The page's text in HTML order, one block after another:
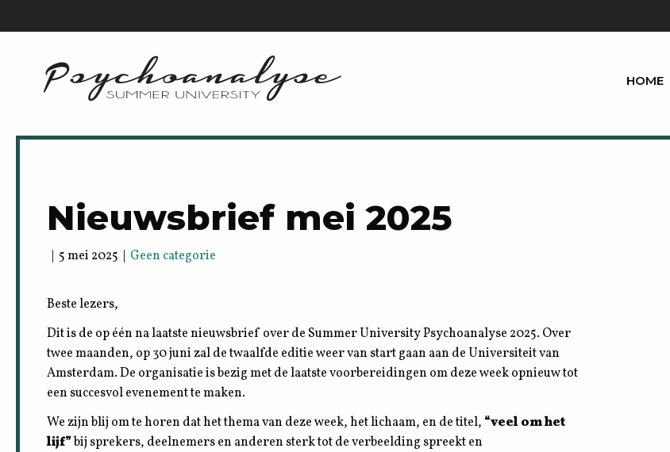
HOME
Nieuwsbrief mei 2025
| 5 mei 2025 | Geen categorie
Beste lezers,
Dit is de op één na laatste nieuwsbrief over de Summer University Psychoanalyse 2025. Over
twee maanden, op 30 juni zal de twaalfde editie weer van start gaan aan de Universiteit van
Amsterdam. De organisatie is bezig met de laatste voorbereidingen om deze week opnieuw tot
een succesvol evenement te maken.
We zijn blij om te horen dat het thema van deze week, het lichaam, en de titel, “veel om het
lijf”bij sprekers, deelnemers en anderen sterk tot de verbeelding spreekt en